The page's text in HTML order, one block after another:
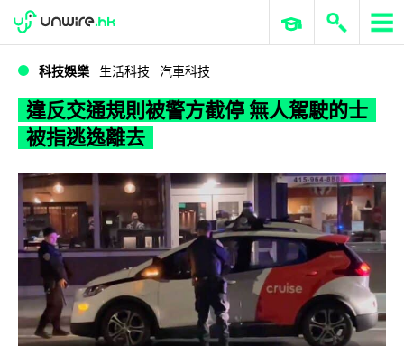
WWDC 2026 ERP 與商業 AI
科技娛樂 生活科技 汽車科技
違反交通規則被警方截停 無人駕駛的士
被指逃逸離去